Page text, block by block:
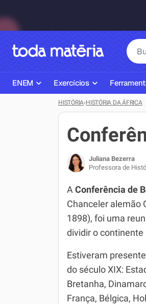
ENEM
Página Inicial ENEM
Plano de Estudos
Corretor de Redação
Exercícios ENEM
Simulados ENEM
Exercícios
ENEM
Matemática
História
Biologia
Inglês
Geografia
Química
Todos os Exercícios
Gerador
HISTÓRIA›HISTÓRIA DA ÁFRICA
Juliana Bezerra
Professora de
A Conferência de
Chanceler alemão
1898), foi uma
dividir o continente
Estiveram
do século XIX:
Bretanha,
França, Bélgica,